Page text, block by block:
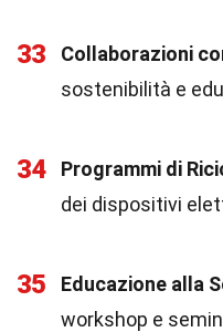
33 Collaborazioni
sostenibilità e
34 Programmi di
dei dispositivi
35 Educazione alla
workshop e